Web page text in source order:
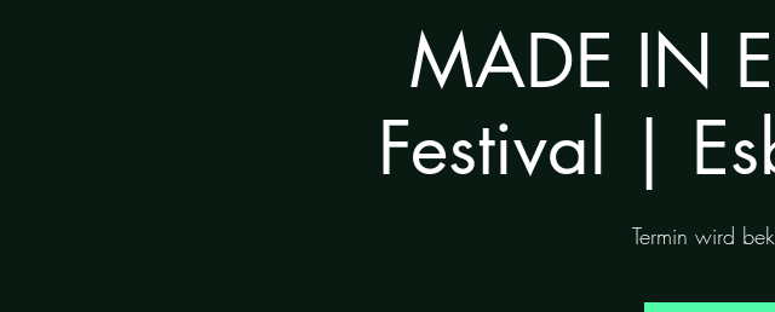
MADE IN
Festival |
Termin wird